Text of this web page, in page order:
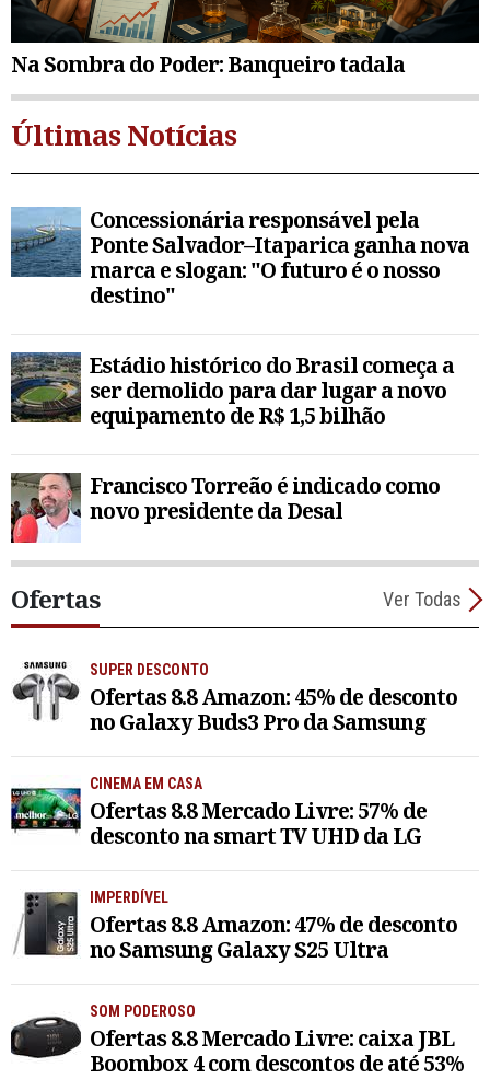
Na Sombra do Poder: Banqueiro tadala
Últimas Notícias
Concessionária responsável pela
Ponte Salvador–Itaparica ganha nova
marca e slogan: "O futuro é o nosso
destino"
Estádio histórico do Brasil começa a
ser demolido para dar lugar a novo
equipamento de R$ 1,5 bilhão
Francisco Torreão é indicado como
novo presidente da Desal
Ofertas Ver Todas
SUPER DESCONTO
Ofertas 8.8 Amazon: 45% de desconto
no Galaxy Buds3 Pro da Samsung
CINEMA EM CASA
Ofertas 8.8 Mercado Livre: 57% de
desconto na smart TV UHD da LG
IMPERDÍVEL
Ofertas 8.8 Amazon: 47% de desconto
no Samsung Galaxy S25 Ultra
SOM PODEROSO
Ofertas 8.8 Mercado Livre: caixa JBL
Boombox 4 com descontos de até 53%